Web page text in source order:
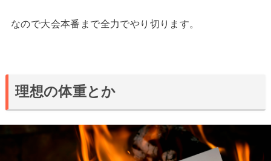
なので大会本番まで全力でやり切ります。
理想の体重とか